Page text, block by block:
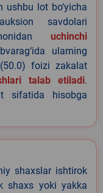
ushbu lot bo‘yicha
savdolari
uchinchi
ularning
foizi zakalat
talab etiladi.
sifatida hisobga
shaxslar ishtirok
shaxs yoki yakka